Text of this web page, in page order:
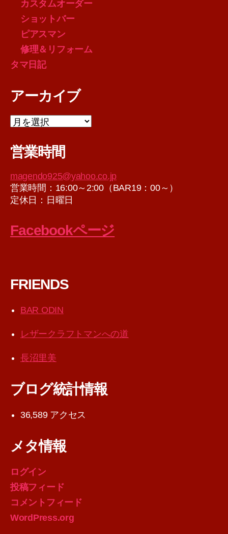
カスタムオーダー
ショットバー
ピアスマン
修理＆リフォーム
タマ日記
アーカイブ
ア
ー
イ
営業時間
magendo925@yahoo.co.jp
営業時間：16:00～2:00（BAR19：00～）
定休日：日曜日
Facebookページ
FRIENDS
BAR ODIN
レザークラフトマンへの道
長沼里美
ブログ統計情報
36,589 アクセス
メタ情報
ログイン
投稿フィード
コメントフィード
WordPress.org